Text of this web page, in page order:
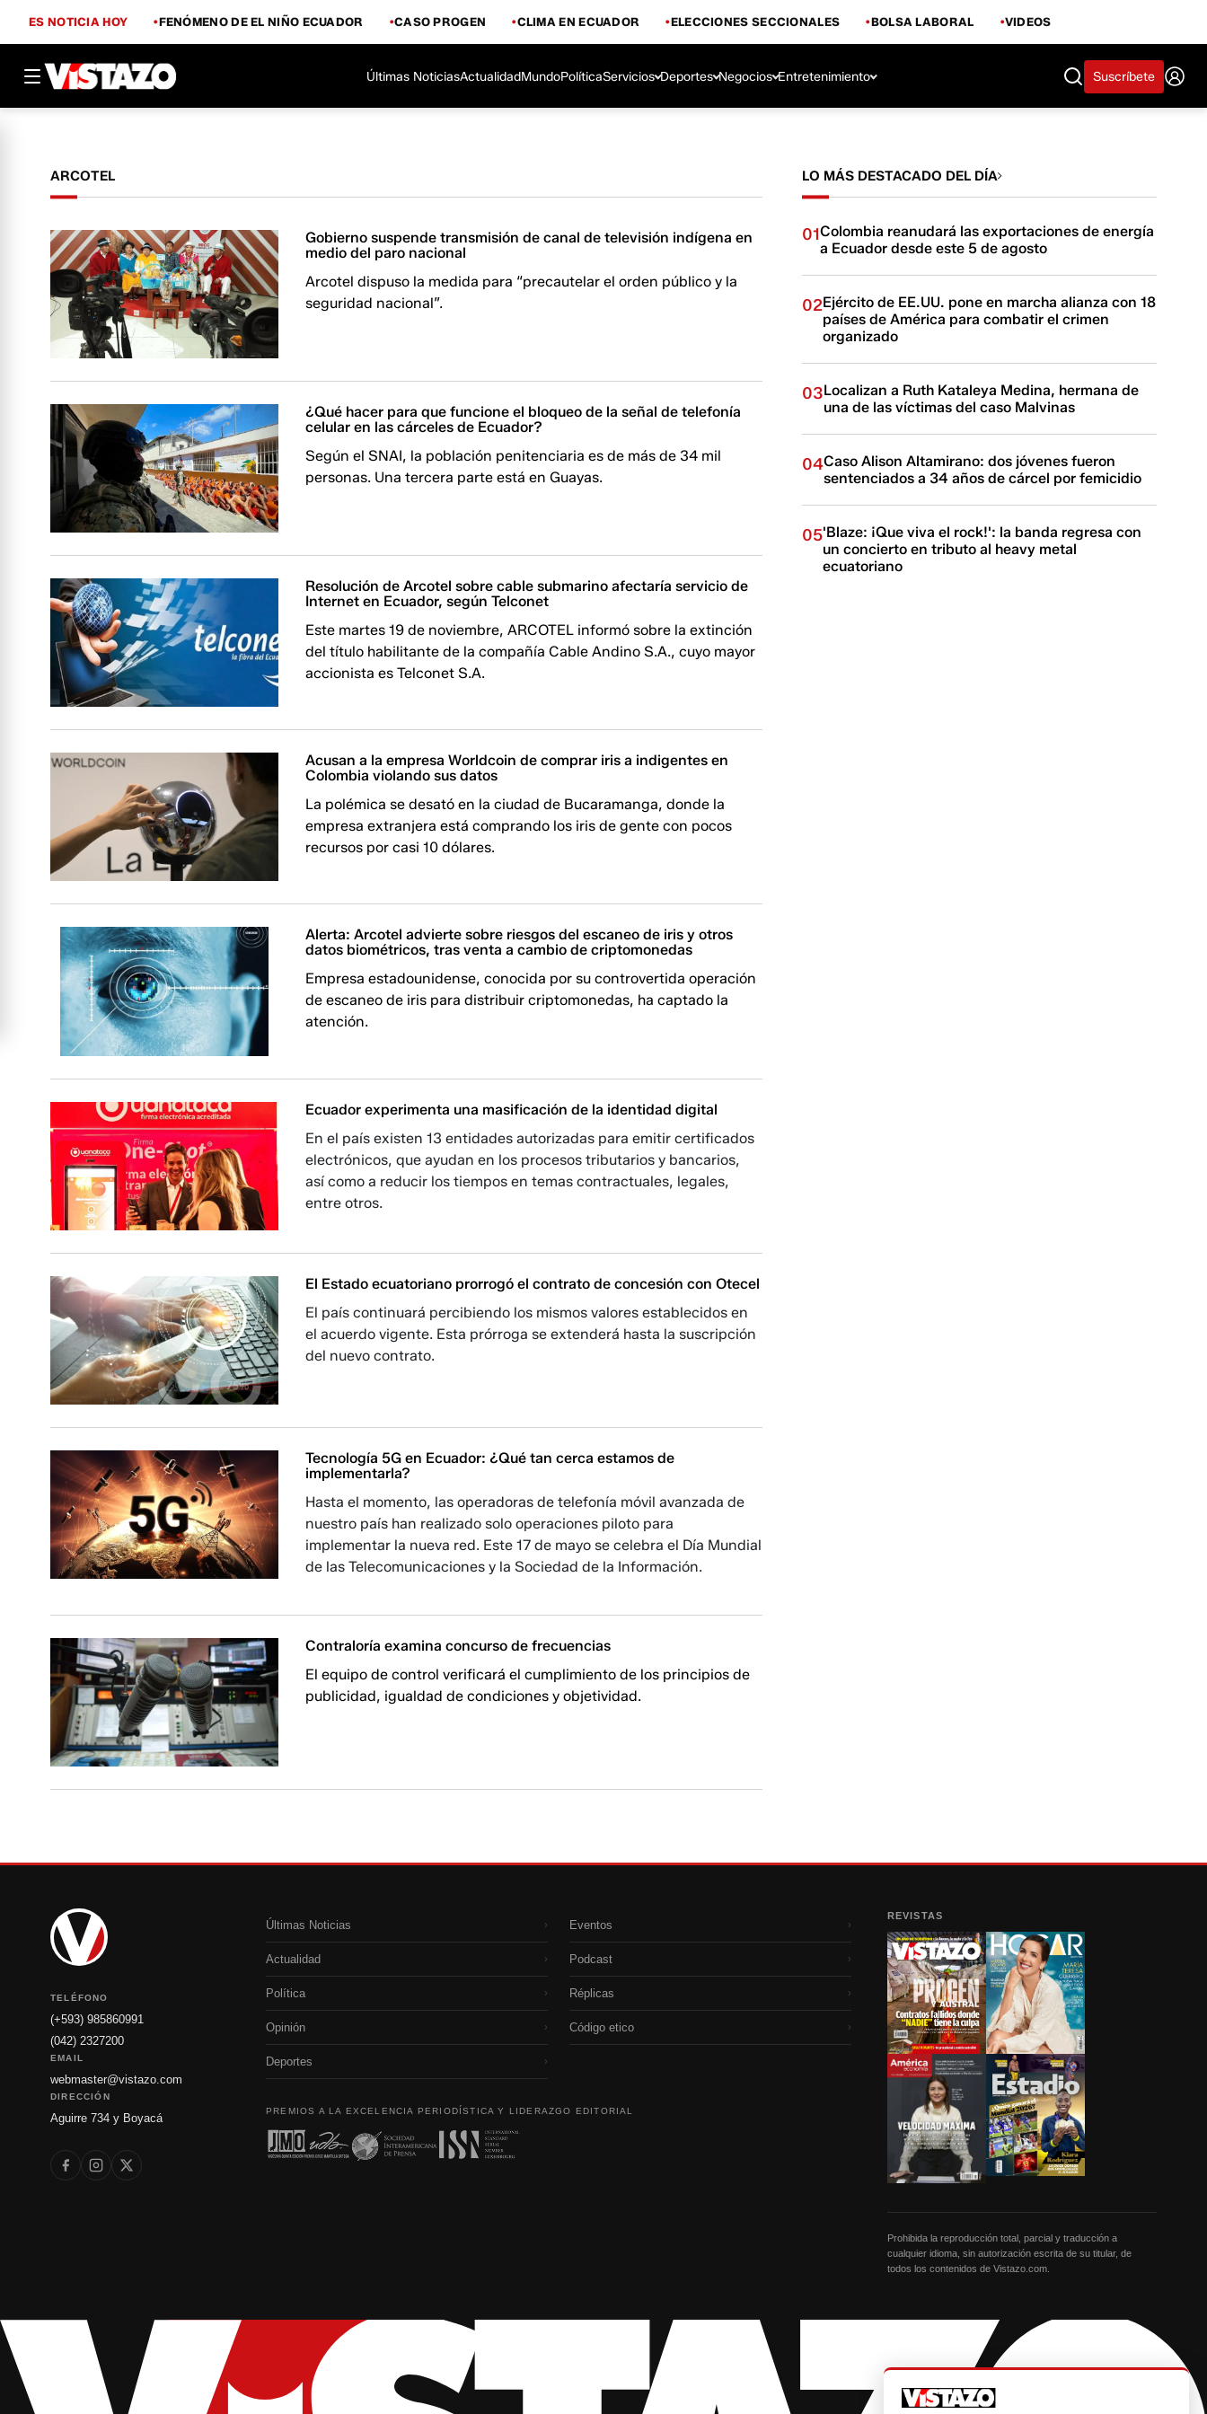
ES NOTICIA HOY FENÓMENO DE EL NIÑO ECUADOR CASO PROGEN CLIMA EN ECUADOR ELECCIONES SECCIONALES BOLSA LABORAL VIDEOS
Últimas NoticiasActualidadMundoPolíticaServicios Deportes Negocios Entretenimiento Suscríbete
ARCOTEL
Gobierno suspende transmisión de canal de televisión indígena en
medio del paro nacional
Arcotel dispuso la medida para “precautelar el orden público y la
seguridad nacional”.
¿Qué hacer para que funcione el bloqueo de la señal de telefonía
celular en las cárceles de Ecuador?
Según el SNAI, la población penitenciaria es de más de 34 mil
personas. Una tercera parte está en Guayas.
Resolución de Arcotel sobre cable submarino afectaría servicio de
Internet en Ecuador, según Telconet
Este martes 19 de noviembre, ARCOTEL informó sobre la extinción
del título habilitante de la compañía Cable Andino S.A., cuyo mayor
accionista es Telconet S.A.
Acusan a la empresa Worldcoin de comprar iris a indigentes en
Colombia violando sus datos
La polémica se desató en la ciudad de Bucaramanga, donde la
empresa extranjera está comprando los iris de gente con pocos
recursos por casi 10 dólares.
Alerta: Arcotel advierte sobre riesgos del escaneo de iris y otros
datos biométricos, tras venta a cambio de criptomonedas
Empresa estadounidense, conocida por su controvertida operación
de escaneo de iris para distribuir criptomonedas, ha captado la
atención.
Ecuador experimenta una masificación de la identidad digital
En el país existen 13 entidades autorizadas para emitir certificados
electrónicos, que ayudan en los procesos tributarios y bancarios,
así como a reducir los tiempos en temas contractuales, legales,
entre otros.
El Estado ecuatoriano prorrogó el contrato de concesión con Otecel
El país continuará percibiendo los mismos valores establecidos en
el acuerdo vigente. Esta prórroga se extenderá hasta la suscripción
del nuevo contrato.
Tecnología 5G en Ecuador: ¿Qué tan cerca estamos de
implementarla?
Hasta el momento, las operadoras de telefonía móvil avanzada de
nuestro país han realizado solo operaciones piloto para
implementar la nueva red. Este 17 de mayo se celebra el Día Mundial
de las Telecomunicaciones y la Sociedad de la Información.
Contraloría examina concurso de frecuencias
El equipo de control verificará el cumplimiento de los principios de
publicidad, igualdad de condiciones y objetividad.
LO MÁS DESTACADO DEL DÍA
01Colombia reanudará las exportaciones de energía
a Ecuador desde este 5 de agosto
02Ejército de EE.UU. pone en marcha alianza con 18
países de América para combatir el crimen
organizado
03Localizan a Ruth Kataleya Medina, hermana de
una de las víctimas del caso Malvinas
04Caso Alison Altamirano: dos jóvenes fueron
sentenciados a 34 años de cárcel por femicidio
05'Blaze: ¡Que viva el rock!': la banda regresa con
un concierto en tributo al heavy metal
ecuatoriano
TELÉFONO
(+593) 985860991
(042) 2327200
EMAIL
webmaster@vistazo.com
DIRECCIÓN
Aguirre 734 y Boyacá
Últimas Noticias ›
Actualidad ›
Política ›
Opinión ›
Deportes ›
Eventos ›
Podcast ›
Réplicas ›
Código etico ›
PREMIOS A LA EXCELENCIA PERIODÍSTICA Y LIDERAZGO EDITORIAL
REVISTAS
Prohibida la reproducción total, parcial y traducción a
cualquier idioma, sin autorización escrita de su titular, de
todos los contenidos de Vistazo.com.